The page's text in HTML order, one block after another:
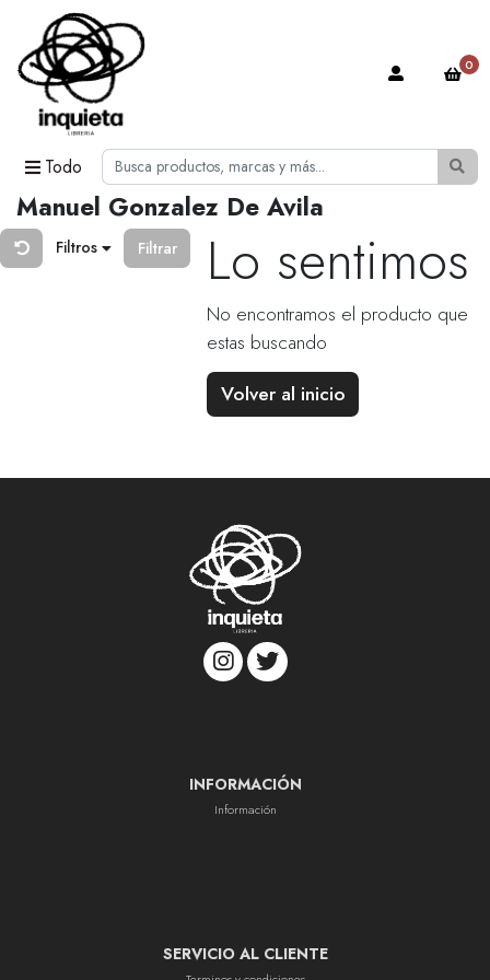
Todo
0
Manuel Gonzalez De Avila
Filtros Filtrar Lo sentimos
No encontramos el producto que
estas buscando
Volver al inicio
INFORMACIÓN
Información
SERVICIO AL CLIENTE